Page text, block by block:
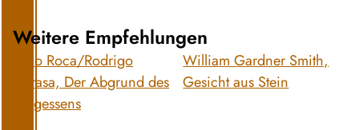
Weitere Empfehlungen
Paco Roca/Rodrigo
Terrasa, Der Abgrund des
Vergessens
William Gardner Smith,
Gesicht aus Stein